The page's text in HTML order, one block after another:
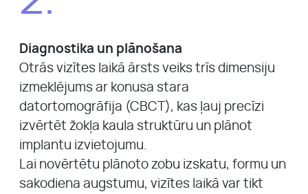
Diagnostika un plānošana
Otrās vizītes laikā ārsts veiks trīs dimensiju
izmeklējums ar konusa stara
datortomogrāfija (CBCT), kas ļauj precīzi
izvērtēt žokļa kaula struktūru un plānot
implantu izvietojumu.
Lai novērtētu plānoto zobu izskatu, formu un
sakodiena augstumu, vizītes laikā var tikt